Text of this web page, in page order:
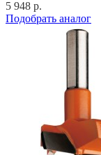
5 948 р.
Подобрать аналог